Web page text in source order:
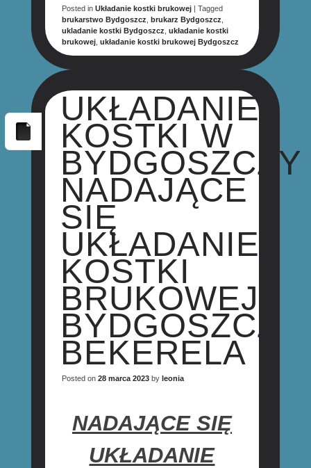
Posted in Układanie kostki brukowej | Tagged
brukarstwo Bydgoszcz brukarz Bydgoszcz
ukladanie kostki Bydgoszcz układanie kostki
brukowej, układanie kostki brukowej Bydgoszcz
UKŁADANIE
KOSTKI W
BYDGOSZCZY
NADAJĄCE
SIĘ
UKŁADANIE
KOSTKI
BRUKOWEJ
BYDGOSZCZ
BEKERELA
Posted on 28 marca 2023by leonia
NADAJĄCE SIĘ
UKŁADANIE